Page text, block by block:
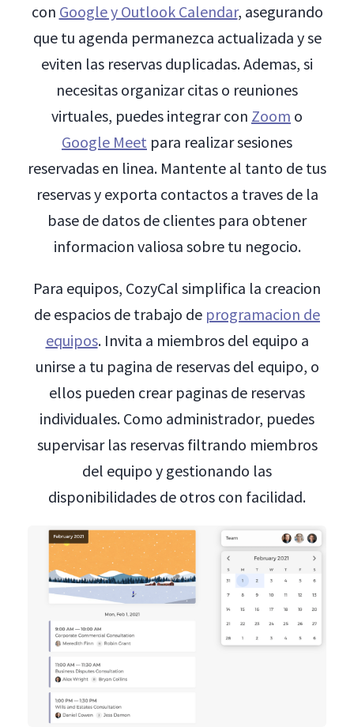
con Google y Outlook Calendar, asegurando
que tu agenda permanezca actualizada y se
eviten las reservas duplicadas. Ademas, si
necesitas organizar citas o reuniones
virtuales, puedes integrar con Zoom o
Google Meet para realizar sesiones
reservadas en linea. Mantente al tanto de tus
reservas y exporta contactos a traves de la
base de datos de clientes para obtener
informacion valiosa sobre tu negocio.
Para equipos, CozyCal simplifica la creacion
de espacios de trabajo de programacion de
equipos. Invita a miembros del equipo a
unirse a tu pagina de reservas del equipo, o
ellos pueden crear paginas de reservas
individuales. Como administrador, puedes
supervisar las reservas filtrando miembros
del equipo y gestionando las
disponibilidades de otros con facilidad.